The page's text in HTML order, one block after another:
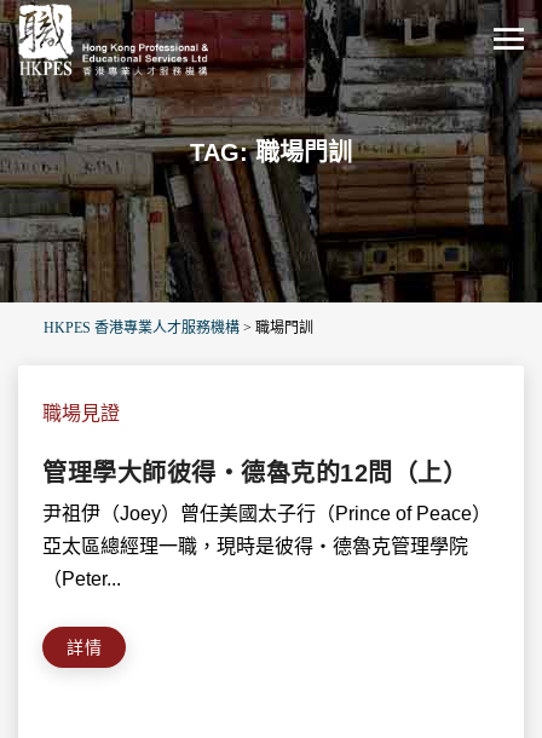
TAG: 職場門訓
HKPES 香港專業人才服務機構 > 職場門訓
職場見證
管理學大師彼得‧德魯克的12問（上）
尹祖伊（Joey）曾任美國太子行（Prince of Peace）
亞太區總經理一職，現時是彼得‧德魯克管理學院
（Peter...
詳情